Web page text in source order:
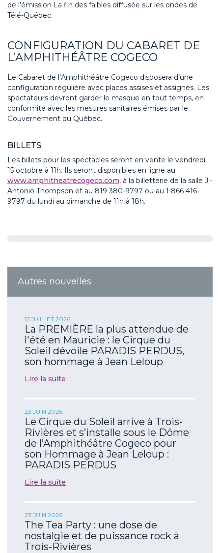
de l’émission La fin des faibles diffusée sur les ondes de
Télé-Québec.
CONFIGURATION DU CABARET DE
L’AMPHITHÉÂTRE COGECO
Le Cabaret de l’Amphithéâtre Cogeco disposera d’une
configuration régulière avec places assises et assignés. Les
spectateurs devront garder le masque en tout temps, en
conformité avec les mesures sanitaires émises par le
Gouvernement du Québec.
BILLETS
Les billets pour les spectacles seront en vente le vendredi
15 octobre à 11h. Ils seront disponibles en ligne au
www.amphitheatrecogeco.com, à la billetterie de la salle J.-
Antonio Thompson et au 819 380-9797 ou au 1 866 416-
9797 du lundi au dimanche de 11h à 18h.
Autres nouvelles
15 JUILLET 2026
La PREMIÈRE la plus attendue de
l'été en Mauricie : le Cirque du
Soleil dévoile PARADIS PERDUS,
son hommage à Jean Leloup
Lire la suite
23 JUIN 2026
Le Cirque du Soleil arrive à Trois-
Rivières et s’installe sous le Dôme
de l’Amphithéâtre Cogeco pour
son Hommage à Jean Leloup :
PARADIS PERDUS
Lire la suite
23 JUIN 2026
The Tea Party : une dose de
nostalgie et de puissance rock à
Trois-Rivières